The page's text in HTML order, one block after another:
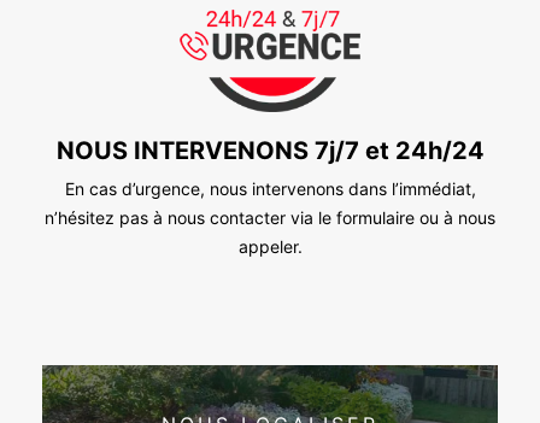
NOUS INTERVENONS 7j/7 et 24h/24
En cas d’urgence, nous intervenons dans l’immédiat,
n’hésitez pas à nous contacter via le formulaire ou à nous
appeler.